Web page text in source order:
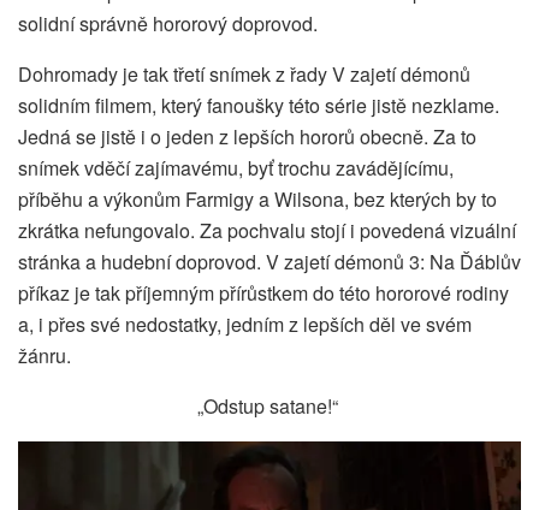
solidní správně hororový doprovod.
Dohromady je tak třetí snímek z řady V zajetí démonů
solidním filmem, který fanoušky této série jistě nezklame.
Jedná se jistě i o jeden z lepších hororů obecně. Za to
snímek vděčí zajímavému, byť trochu zavádějícímu,
příběhu a výkonům Farmigy a Wilsona, bez kterých by to
zkrátka nefungovalo. Za pochvalu stojí i povedená vizuální
stránka a hudební doprovod. V zajetí démonů 3: Na Ďáblův
příkaz je tak příjemným přírůstkem do této hororové rodiny
a, i přes své nedostatky, jedním z lepších děl ve svém
žánru.
„Odstup satane!“